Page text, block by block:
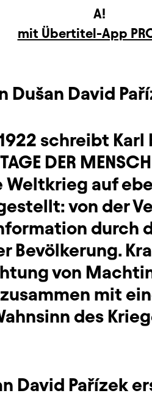
A!
mit Übertitel-App
Dušan David
schreibt
DER
Weltkrieg auf
von der
durch
Bevölkerung.
von
mit
des
David Pařízek